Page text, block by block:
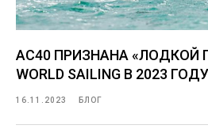
AC40 ПРИЗНАНА «ЛОДКОЙ
WORLD SAILING В 2023 ГОДУ
16.11.2023 БЛОГ